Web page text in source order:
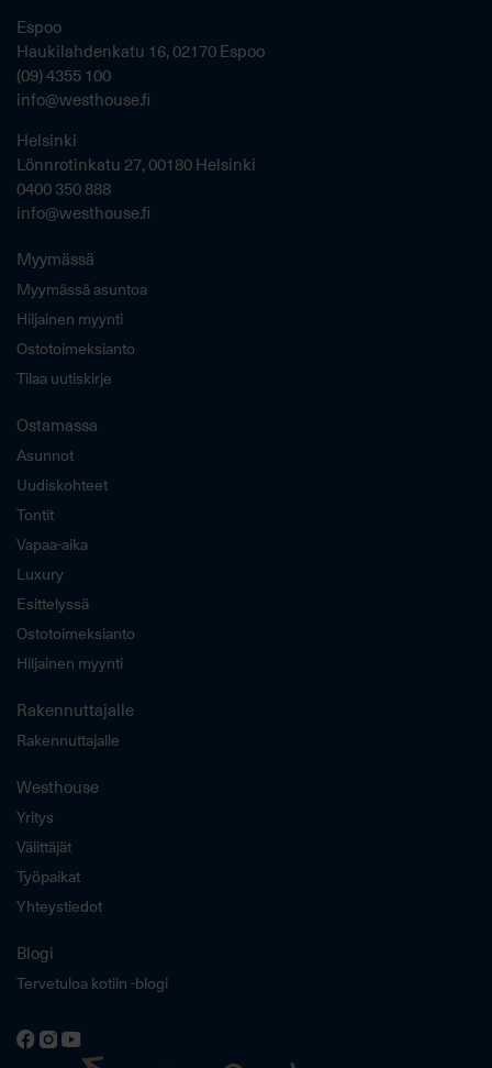
Espoo
Haukilahdenkatu 16, 02170 Espoo
(09) 4355 100
info@westhouse.fi
Helsinki
Lönnrotinkatu 27, 00180 Helsinki
0400 350 888
info@westhouse.fi
Myymässä
Myymässä asuntoa
Hiljainen myynti
Ostotoimeksianto
Tilaa uutiskirje
Ostamassa
Asunnot
Uudiskohteet
Tontit
Vapaa-aika
Luxury
Esittelyssä
Ostotoimeksianto
Hiljainen myynti
Rakennuttajalle
Rakennuttajalle
Westhouse
Yritys
Välittäjät
Työpaikat
Yhteystiedot
Blogi
Tervetuloa kotiin -blogi